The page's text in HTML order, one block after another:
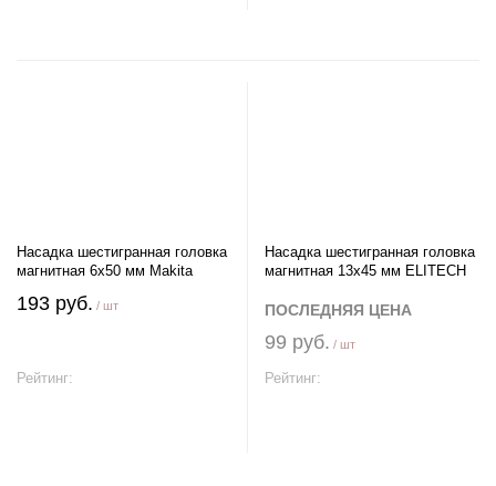
Насадка шестигранная головка
магнитная 6х50 мм Makita
193 руб. / шт
Рейтинг:
Насадка шестигранная головка
магнитная 13х45 мм ELITECH
ПОСЛЕДНЯЯ ЦЕНА
99 руб. / шт
Рейтинг: